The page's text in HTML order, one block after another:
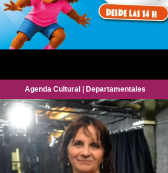
Agenda Cultural| Departamentales